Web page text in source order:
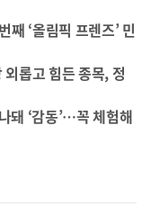
‘올림픽 프렌즈’ 민
롭고 힘든 종목, 정
돼 ‘감동’…꼭 체험해